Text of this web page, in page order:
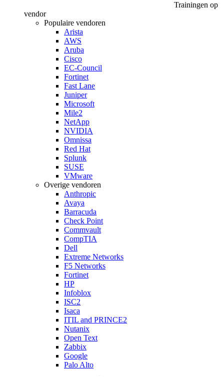
Trainingen op
vendor
Populaire vendoren
Arista
AWS
Aruba
Cisco
EC-Council
Fortinet
Fast Lane
Juniper
Microsoft
Mile2
NetApp
NVIDIA
Omnissa
Red Hat
Splunk
SUSE
VMware
Overige vendoren
Anthropic
Avaya
Barracuda
Check Point
Commvault
CompTIA
Dell
Extreme Networks
F5 Networks
Fortinet
HP
Infoblox
ISC2
Isaca
ITIL and PRINCE2
Nutanix
Open Text
Zabbix
Google
Palo Alto